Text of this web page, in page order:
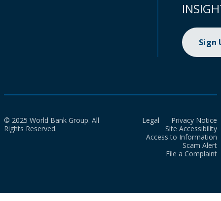
Sign
© 2025 World Bank Group. All
Rights Reserved.
Legal
Privacy Notice
Site Accessibility
Access to Information
Scam Alert
File a Complaint